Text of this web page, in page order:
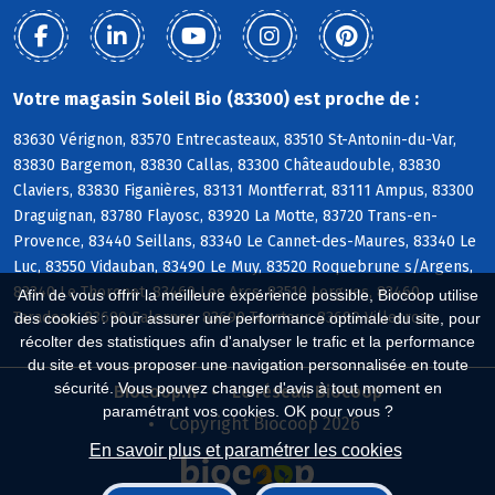
Afin de vous offrir la meilleure expérience possible, Biocoop utilise
des cookies : pour assurer une performance optimale du site, pour
récolter des statistiques afin d'analyser le trafic et la performance
du site et vous proposer une navigation personnalisée en toute
sécurité. Vous pouvez changer d'avis à tout moment en
paramétrant vos cookies. OK pour vous ?
En savoir plus et paramétrer les cookies
Votre magasin Soleil Bio (83300) est proche de :
83630 Vérignon, 83570 Entrecasteaux, 83510 St-Antonin-du-Var,
83830 Bargemon, 83830 Callas, 83300 Châteaudouble, 83830
Claviers, 83830 Figanières, 83131 Montferrat, 83111 Ampus, 83300
Draguignan, 83780 Flayosc, 83920 La Motte, 83720 Trans-en-
Provence, 83440 Seillans, 83340 Le Cannet-des-Maures, 83340 Le
Luc, 83550 Vidauban, 83490 Le Muy, 83520 Roquebrune s/Argens,
83340 Le Thoronet, 83460 Les Arcs, 83510 Lorgues, 83460
Taradeau, 83690 Salernes, 83690 Tourtour, 83690 Villecroze
Biocoop.fr
Le réseau Biocoop
Copyright Biocoop 2026